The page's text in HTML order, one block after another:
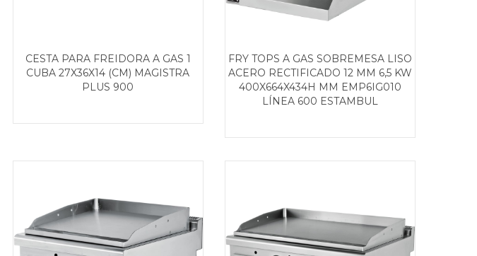
CESTA PARA FREIDORA A GAS 1
CUBA 27X36X14 (CM) MAGISTRA
PLUS 900
FRY TOPS A GAS SOBREMESA LISO
ACERO RECTIFICADO 12 MM 6,5 KW
400X664X434H MM EMP6IG010
LÍNEA 600 ESTAMBUL